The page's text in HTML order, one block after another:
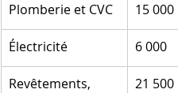
Plomberie et CVC 15 000
Électricité 6 000
Revêtements,
21 500